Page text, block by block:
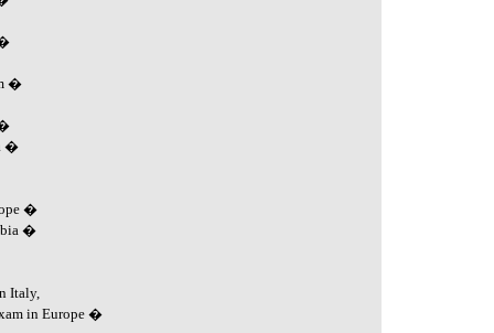
�
�
�
�
Italy,
in Europe �